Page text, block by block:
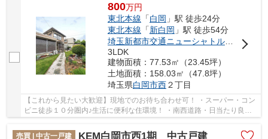
800万円
東北本線 「白岡 」駅 徒歩24分
東北本線 「新白岡 」駅 徒歩54分
埼玉新都市交通ニューシャトル
「 伊奈中央
3LDK
建物面積：77.53㎡（23.45坪）
土地面積：158.03㎡（47.8坪）
埼玉県白岡市西２丁目
【これから見たい大歓迎】現地でのお待ち合わせ可！ ・スーパー・コン
ビニ徒歩１０分圏内♪生活に便利な住環境！ ・南西道路・日当たり良
売買 | 中古一戸建
KEM白岡市西1期 中古戸建